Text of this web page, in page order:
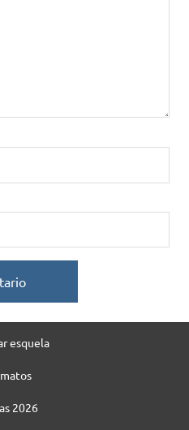
esquela
2026